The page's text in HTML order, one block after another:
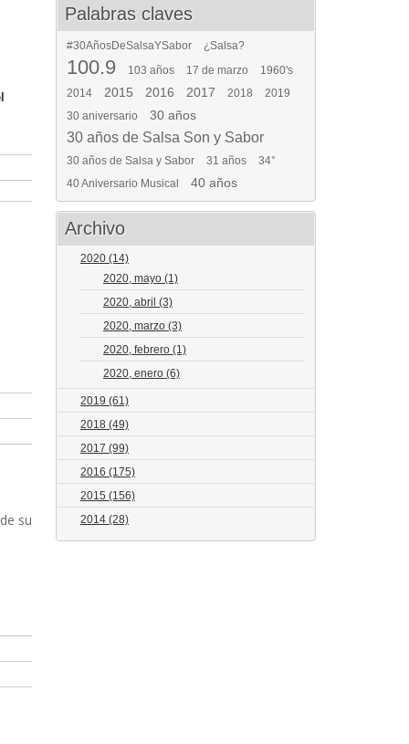
su
Palabras claves
#30AñosDeSalsaYSabor ¿Salsa?
100.9 103 años 17 de marzo
1960's
2014
2015 2016 2017 2018
2019
30 aniversario
30 años
30 años de Salsa Son y Sabor
30 años de Salsa y Sabor 31 años
34°
40 Aniversario Musical
40 años
Archivo
2020 (14)
2020, mayo (1)
2020, abril (3)
2020, marzo (3)
2020, febrero (1)
2020, enero (6)
2019 (61)
2018 (49)
2017 (99)
2016 (175)
2015 (156)
2014 (28)